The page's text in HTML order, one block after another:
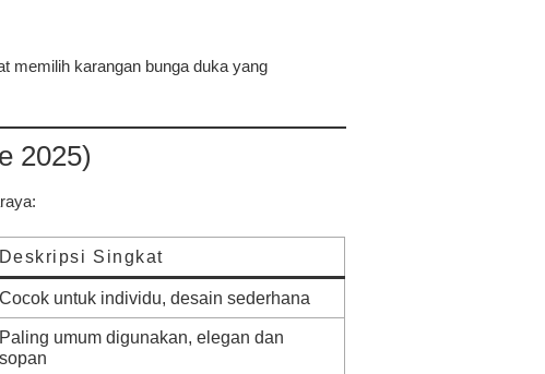
memilih karangan bunga duka yang
2025)
Deskripsi Singkat
Cocok untuk individu, desain sederhana
Paling umum digunakan, elegan dan
sopan